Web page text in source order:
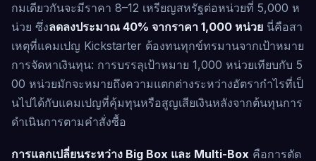
กมเดียวกันจะมีราคา 8–12 เหรียญสหรัฐต่อหน่วยที่ 5,000 ห
น่วย ซึ่งลดลงประมาณ 40% จากราคา 1,000 หน่วย นี่คือสา
เหตุที่แคมเปญ Kickstarter ต้องทนทุกข์ทรมานจากเป้าหมาย
การจัดหาเงินทุน: การบรรลุเป้าหมาย 1,000 หน่วยเทียบกับ 5
00 หน่วยมักจะหมายถึงความแตกต่างระหว่างอัตรากำไรที่เป็
นไปได้กับแคมเปญที่คุ้มทุนหรือสูญเสียเงินหลังจากต้นทุนการ
ดำเนินการตามคำสั่งซื้อ
การแลกเปลี่ยนระหว่าง Big Box และ Multi-Box คือการตัด